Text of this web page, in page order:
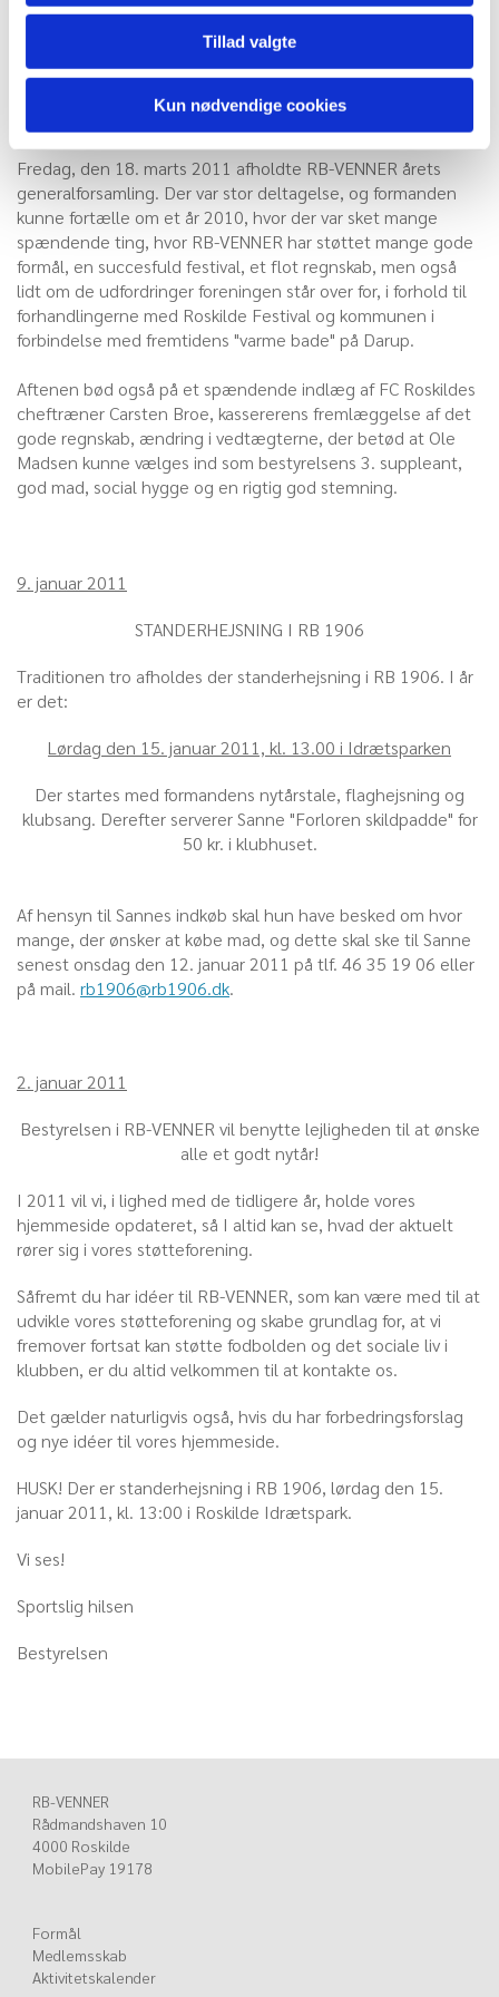
Tillad valgte
Kun nødvendige cookies
god mad, social hygge og en rigtig god stemning.
Fredag, den 18. marts 2011 afholdte RB-VENNER årets
generalforsamling. Der var stor deltagelse, og formanden
kunne fortælle om et år 2010, hvor der var sket mange
spændende ting, hvor RB-VENNER har støttet mange gode
formål, en succesfuld festival, et flot regnskab, men også
lidt om de udfordringer foreningen står over for, i forhold til
forhandlingerne med Roskilde Festival og kommunen i
forbindelse med fremtidens "varme bade" på Darup.
Aftenen bød også på et spændende indlæg af FC Roskildes
cheftræner Carsten Broe, kassererens fremlæggelse af det
gode regnskab, ændring i vedtægterne, der betød at Ole
Madsen kunne vælges ind som bestyrelsens 3. suppleant,
god mad, social hygge og en rigtig god stemning.
9. januar 2011
STANDERHEJSNING I RB 1906
Traditionen tro afholdes der standerhejsning i RB 1906. I år
er det:
Lørdag den 15. januar 2011, kl. 13.00 i Idrætsparken
Der startes med formandens nytårstale, flaghejsning og
klubsang. Derefter serverer Sanne "Forloren skildpadde" for
50 kr. i klubhuset.
Af hensyn til Sannes indkøb skal hun have besked om hvor
mange, der ønsker at købe mad, og dette skal ske til Sanne
senest onsdag den 12. januar 2011 på tlf. 46 35 19 06 eller
på mail. rb1906@rb1906.dk.
2. januar 2011
Bestyrelsen i RB-VENNER vil benytte lejligheden til at ønske
alle et godt nytår!
I 2011 vil vi, i lighed med de tidligere år, holde vores
hjemmeside opdateret, så I altid kan se, hvad der aktuelt
rører sig i vores støtteforening.
Såfremt du har idéer til RB-VENNER, som kan være med til at
udvikle vores støtteforening og skabe grundlag for, at vi
fremover fortsat kan støtte fodbolden og det sociale liv i
klubben, er du altid velkommen til at kontakte os.
Det gælder naturligvis også, hvis du har forbedringsforslag
og nye idéer til vores hjemmeside.
HUSK! Der er standerhejsning i RB 1906, lørdag den 15.
januar 2011, kl. 13:00 i Roskilde Idrætspark.
Vi ses!
Sportslig hilsen
Bestyrelsen
RB-VENNER
Rådmandshaven 10
4000 Roskilde
MobilePay 19178
Formål
Medlemsskab
Aktivitetskalender